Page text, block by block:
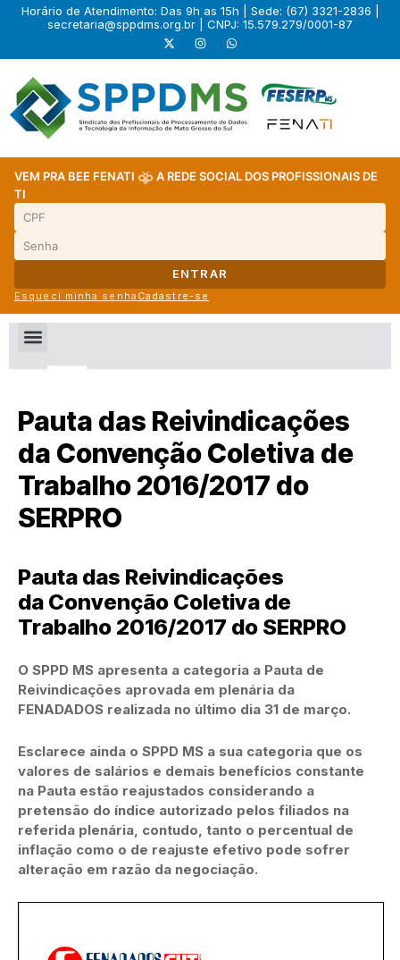
Horário de Atendimento: Das 9h as 15h | Sede: (67) 3321-2836 |
secretaria@sppdms.org.br | CNPJ: 15.579.279/0001-87
VEM PRA BEE FENATI
A REDE SOCIAL DOS PROFISSIONAIS DE
TI
ENTRAR
Esqueci minha senha Cadastre-se
Pauta das Reivindicações
da Convenção Coletiva de
Trabalho 2016/2017 do
SERPRO
Pauta das Reivindicações
da Convenção Coletiva de
Trabalho 2016/2017 do SERPRO
O SPPD MS apresenta a categoria a Pauta de
Reivindicações aprovada em plenária da
FENADADOS realizada no último dia 31 de março.
Esclarece ainda o SPPD MS a sua categoria que os
valores de salários e demais benefícios constante
na Pauta estão reajustados considerando a
pretensão do índice autorizado pelos filiados na
referida plenária, contudo, tanto o percentual de
inflação como o de reajuste efetivo pode sofrer
alteração em razão da negociação.